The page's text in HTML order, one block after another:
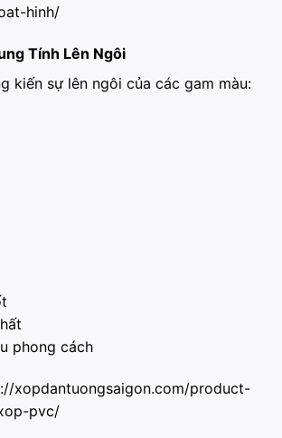
hinh/
Tính Lên Ngôi
kiến sự lên ngôi của các gam màu:
phong cách
xopdantuongsaigon.com/product-
pvc/